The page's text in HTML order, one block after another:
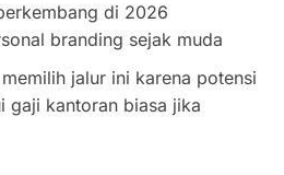
di 2026
branding sejak muda
jalur ini karena potensi
gaji kantoran biasa jika